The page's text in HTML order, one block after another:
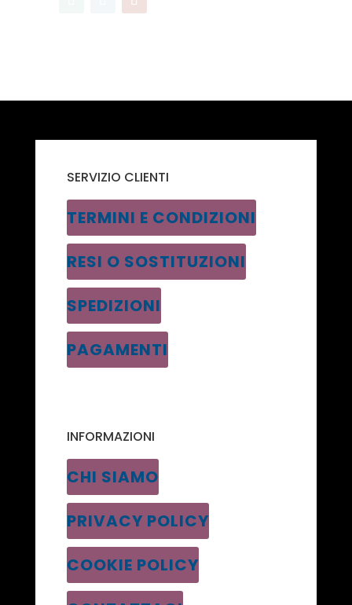
SERVIZIO CLIENTI
TERMINI E CONDIZIONI
RESI O SOSTITUZIONI
SPEDIZIONI
PAGAMENTI
INFORMAZIONI
CHI SIAMO
PRIVACY POLICY
COOKIE POLICY